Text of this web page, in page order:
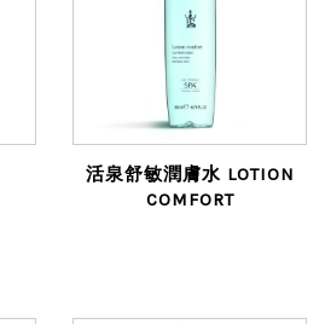
活泉舒敏潤膚水 LOTION
COMFORT